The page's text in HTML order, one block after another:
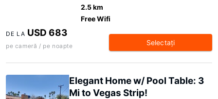
2.5 km
Free Wifi
DE LA USD 683
pe cameră / pe noapte Selectaţi
Elegant Home w/ Pool Table: 3
Mi to Vegas Strip!